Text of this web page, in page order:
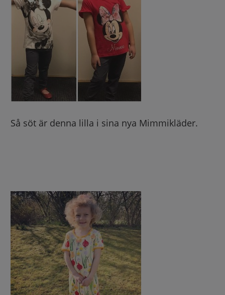
Så söt är denna lilla i sina nya Mimmikläder.